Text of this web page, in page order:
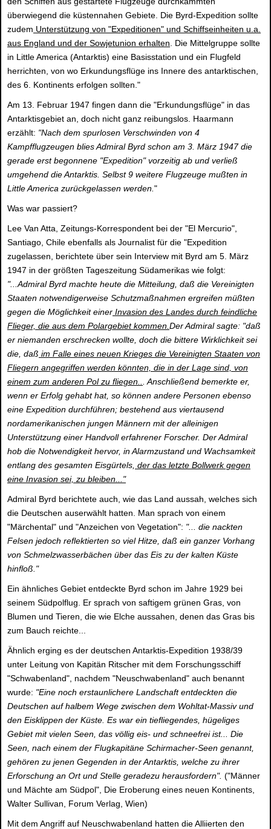
überwiegend die küstennahen Gebiete. Die Byrd-Expedition sollte
zudem Unterstützung von "Expeditionen" und Schiffseinheiten u.a.
aus England und der Sowjetunion erhalten . Die Mittelgruppe sollte
in Little America (Antarktis) eine Basisstation und ein Flugfeld
herrichten, von wo Erkundungsflüge ins Innere des antarktischen,
des 6. Kontinents erfolgen sollten."
Am 13. Februar 1947 fingen dann die "Erkundungsflüge" in das
Antarktisgebiet an, doch nicht ganz reibungslos. Haarmann
erzählt: "Nach dem spurlosen Verschwinden von 4
Kampfflugzeugen blies Admiral Byrd schon am 3. März 1947 die
gerade erst begonnene "Expedition" vorzeitig ab und verließ
umgehend die Antarktis. Selbst 9 weitere Flugzeuge mußten in
Little America zurückgelassen werden. "
Was war passiert?
Lee Van Atta, Zeitungs-Korrespondent bei der "El Mercurio",
Santiago, Chile ebenfalls als Journalist für die "Expedition
zugelassen, berichtete über sein Interview mit Byrd am 5. März
1947 in der größten Tageszeitung Südamerikas wie folgt:
"...Admiral Byrd machte heute die Mitteilung, daß die Vereinigten
Staaten notwendigerweise Schutzmaßnahmen ergreifen müßten
gegen die Möglichkeit einer Invasion des Landes durch feindliche
Flieger, die aus dem Polargebiet kommen. Der Admiral sagte: "daß
er niemanden erschrecken wollte, doch die bittere Wirklichkeit sei
die, daß im Falle eines neuen Krieges die Vereinigten Staaten von
Fliegern angegriffen werden könnten, die in der Lage sind, von
einem zum anderen Pol zu fliegen..
. Anschließend bemerkte er,
wenn er Erfolg gehabt hat, so können andere Personen ebenso
eine Expedition durchführen; bestehend aus viertausend
nordamerikanischen jungen Männern mit der alleinigen
Unterstützung einer Handvoll erfahrener Forscher. Der Admiral
hob die Notwendigkeit hervor, in Alarmzustand und Wachsamkeit
entlang des gesamten Eisgürtels, der das letzte Bollwerk gegen
eine Invasion sei, zu bleiben..."
Admiral Byrd berichtete auch, wie das Land aussah, welches sich
die Deutschen auserwählt hatten. Man sprach von einem
"Märchental" und "Anzeichen von Vegetation": "... die nackten
Felsen jedoch reflektierten so viel Hitze, daß ein ganzer Vorhang
von Schmelzwasserbächen über das Eis zu der kalten Küste
hinfloß."
Ein ähnliches Gebiet entdeckte Byrd schon im Jahre 1929 bei
seinem Südpolflug. Er sprach von saftigem grünen Gras, von
Blumen und Tieren, die wie Elche aussahen, denen das Gras bis
zum Bauch reichte...
Ähnlich erging es der deutschen Antarktis-Expedition 1938/39
unter Leitung von Kapitän Ritscher mit dem Forschungsschiff
"Schwabenland", nachdem "Neuschwabenland" auch benannt
wurde: "Eine noch erstaunlichere Landschaft entdeckten die
Deutschen auf halbem Wege zwischen dem Wohltat-Massiv und
den Eisklippen der Küste. Es war ein tiefliegendes, hügeliges
Gebiet mit vielen Seen, das völlig eis- und schneefrei ist... Die
Seen, nach einem der Flugkapitäne Schirmacher-Seen genannt,
gehören zu jenen Gegenden in der Antarktis, welche zu ihrer
Erforschung an Ort und Stelle geradezu herausfordern". ("Männer
und Mächte am Südpol", Die Eroberung eines neuen Kontinents,
Walter Sullivan, Forum Verlag, Wien)
Mit dem Angriff auf Neuschwabenland hatten die Alliierten den